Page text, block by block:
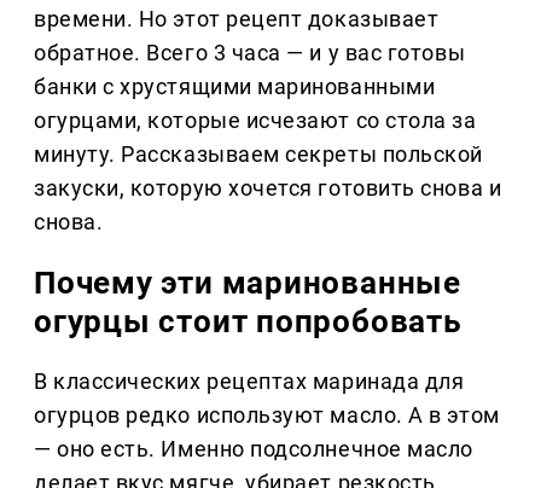
времени. Но этот рецепт доказывает
обратное. Всего 3 часа — и у вас готовы
банки с хрустящими маринованными
огурцами, которые исчезают со стола за
минуту. Рассказываем секреты польской
закуски, которую хочется готовить снова и
снова.
Почему эти маринованные
огурцы стоит попробовать
В классических рецептах маринада для
огурцов редко используют масло. А в этом
— оно есть. Именно подсолнечное масло
делает вкус мягче, убирает резкость